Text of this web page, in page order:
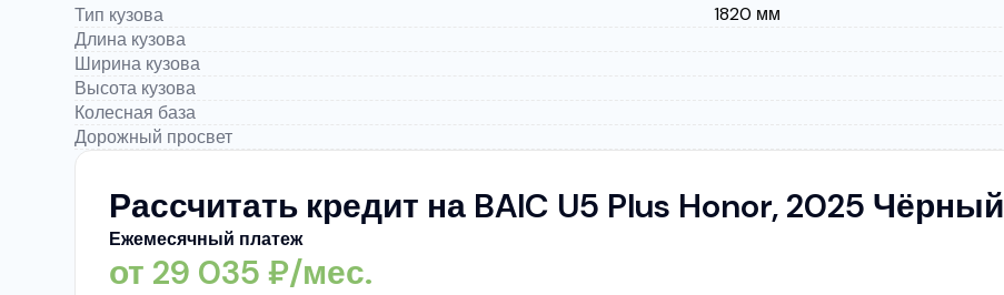
Рассчитать кредит на BAIC U5 Plus Honor, 2025 Чёрный
Ежемесячный платеж
от 29 035 ₽/мес.
1820 мм
Тип кузова
Длина кузова
Ширина кузова
Высота кузова
Колесная база
Дорожный просвет